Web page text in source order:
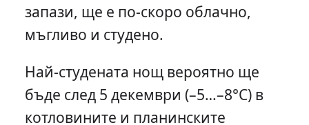
запази, ще е по-скоро облачно,
мъгливо и студено.
Най-студената нощ вероятно ще
бъде след 5 декември (–5…–8°C) в
котловините и планинските